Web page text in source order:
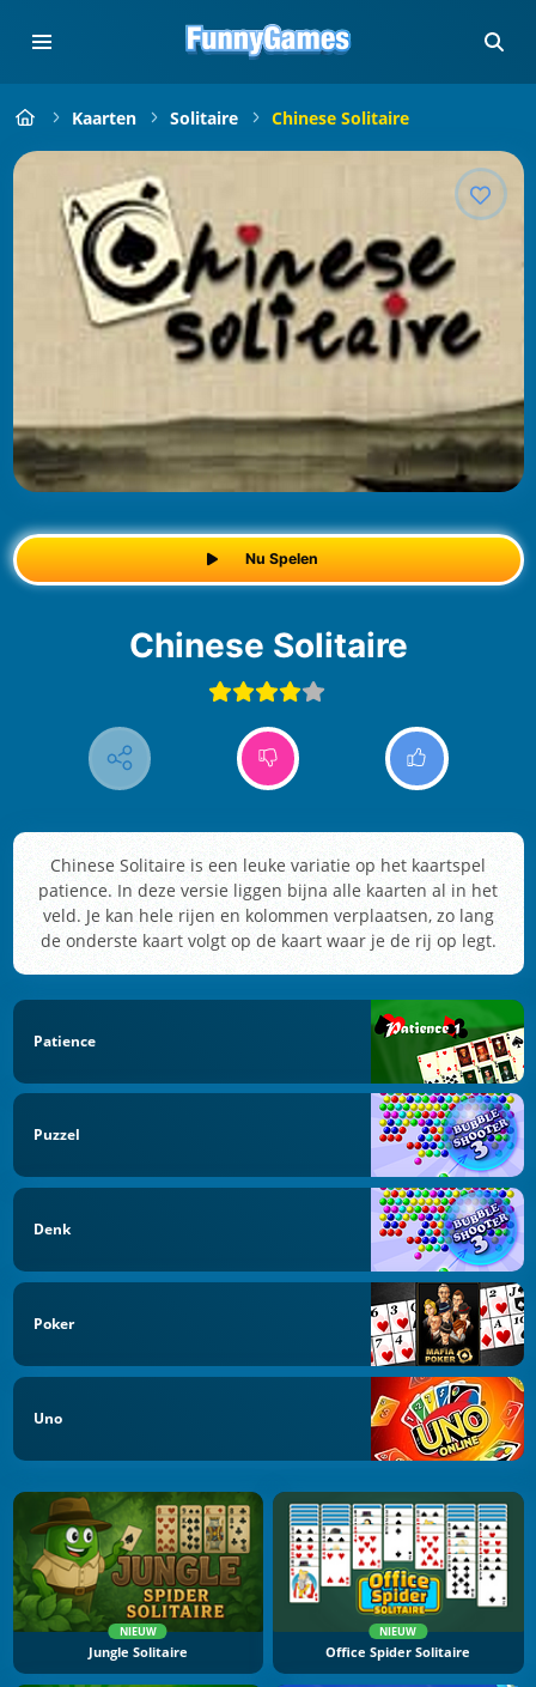
Kaarten Solitaire Chinese Solitaire
Nu Spelen
Chinese Solitaire
Chinese Solitaire is een leuke variatie op het kaartspel
patience. In deze versie liggen bijna alle kaarten al in het
veld. Je kan hele rijen en kolommen verplaatsen, zo lang
de onderste kaart volgt op de kaart waar je de rij op legt.
Patience
Puzzel
Denk
Poker
Uno
NIEUW
Jungle Solitaire
NIEUW
Office Spider Solitaire